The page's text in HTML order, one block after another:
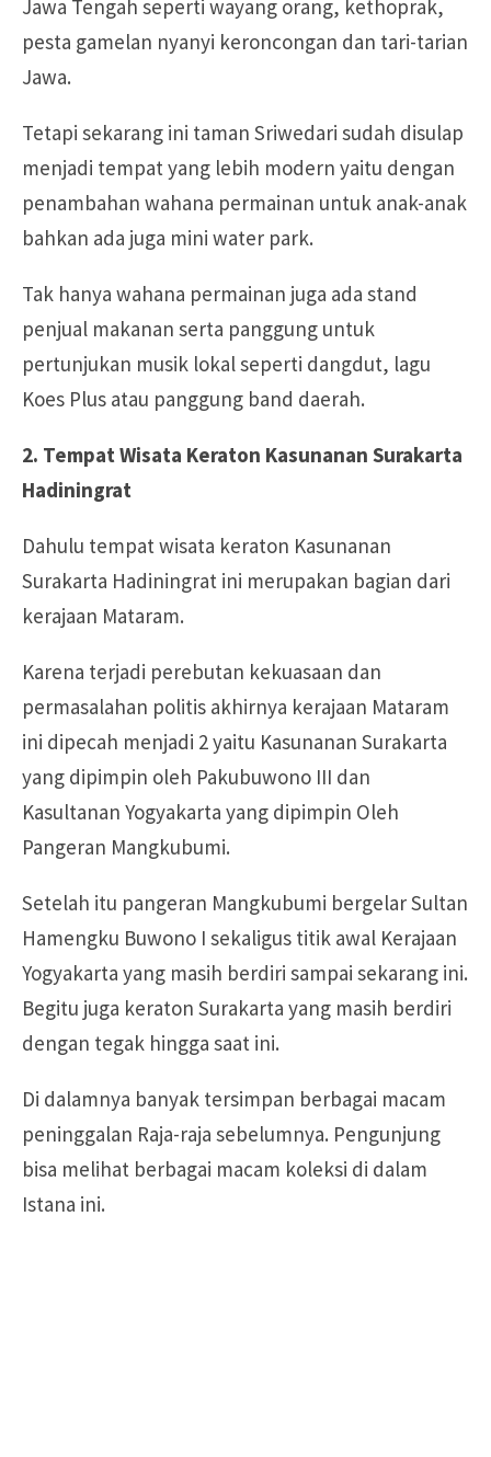
Jawa Tengah seperti wayang orang, kethoprak,
pesta gamelan nyanyi keroncongan dan tari-tarian
Jawa.
Tetapi sekarang ini taman Sriwedari sudah disulap
menjadi tempat yang lebih modern yaitu dengan
penambahan wahana permainan untuk anak-anak
bahkan ada juga mini water park.
Tak hanya wahana permainan juga ada stand
penjual makanan serta panggung untuk
pertunjukan musik lokal seperti dangdut, lagu
Koes Plus atau panggung band daerah.
2. Tempat Wisata Keraton Kasunanan Surakarta
Hadiningrat
Dahulu tempat wisata keraton Kasunanan
Surakarta Hadiningrat ini merupakan bagian dari
kerajaan Mataram.
Karena terjadi perebutan kekuasaan dan
permasalahan politis akhirnya kerajaan Mataram
ini dipecah menjadi 2 yaitu Kasunanan Surakarta
yang dipimpin oleh Pakubuwono III dan
Kasultanan Yogyakarta yang dipimpin Oleh
Pangeran Mangkubumi.
Setelah itu pangeran Mangkubumi bergelar Sultan
Hamengku Buwono I sekaligus titik awal Kerajaan
Yogyakarta yang masih berdiri sampai sekarang ini.
Begitu juga keraton Surakarta yang masih berdiri
dengan tegak hingga saat ini.
Di dalamnya banyak tersimpan berbagai macam
peninggalan Raja-raja sebelumnya. Pengunjung
bisa melihat berbagai macam koleksi di dalam
Istana ini.